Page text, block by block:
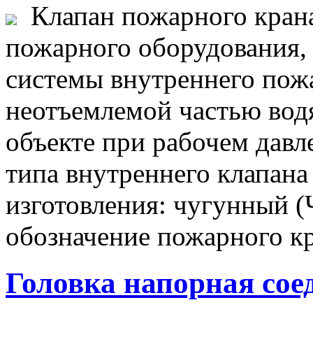
Клапан пожарного
пожарного оборудования,
системы внутреннего
неотъемлемой частью
объекте при рабочем
типа внутреннего
изготовления: чугунный
обозначение пожарного
Головка напорная